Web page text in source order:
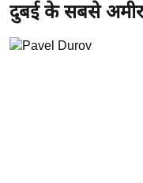
र
रा
दुबई के सबसे अमीर